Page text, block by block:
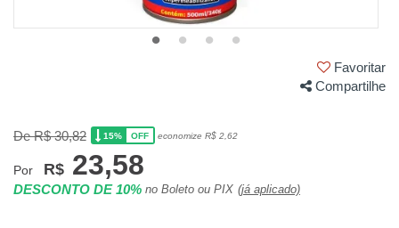
Favoritar
Compartilhe
De R$ 30,82 15% OFF economize R$ 2,62
Por R$ 23,58
DESCONTO DE 10% no Boleto ou PIX (já aplicado)